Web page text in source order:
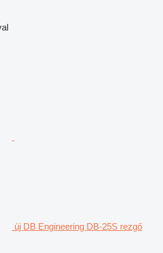
új DB Engineering DB-25S rezgő